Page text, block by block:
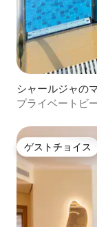
シャールジャの
プライベートビ
ゲストチョイス
ゲストチョイス